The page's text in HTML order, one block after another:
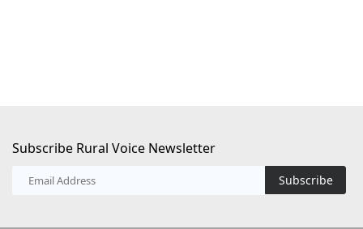
Subscribe Rural Voice Newsletter
Subscribe